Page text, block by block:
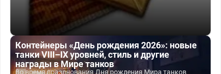
Контейнеры «День рождения 2026»: новые
танки VIII–IX уровней, стиль и другие
награды в Мире танков
Во время празднования Дня рождения Мира танков